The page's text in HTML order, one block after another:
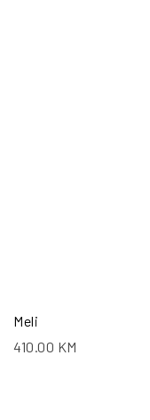
Meli
410.00 KM